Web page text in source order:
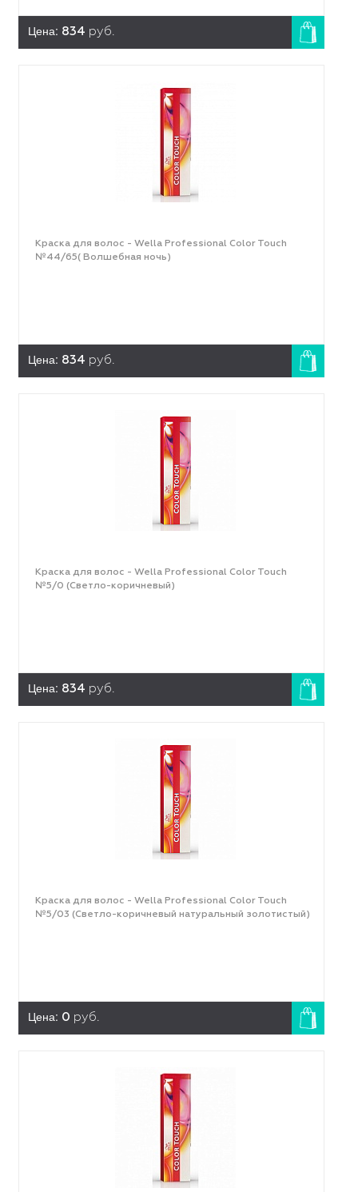
Цена: 834 руб.
Краска для волос - Wella Professional Color Touch
№44/65( Волшебная ночь)
Цена: 834 руб.
Краска для волос - Wella Professional Color Touch
№5/0 (Светло-коричневый)
Цена: 834 руб.
Краска для волос - Wella Professional Color Touch
№5/03 (Светло-коричневый натуральный золотистый)
Цена: 0 руб.